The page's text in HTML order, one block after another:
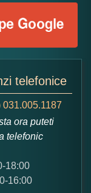
telefonice
031.005.1187
ora puteti
telefonic
18:00
16:00